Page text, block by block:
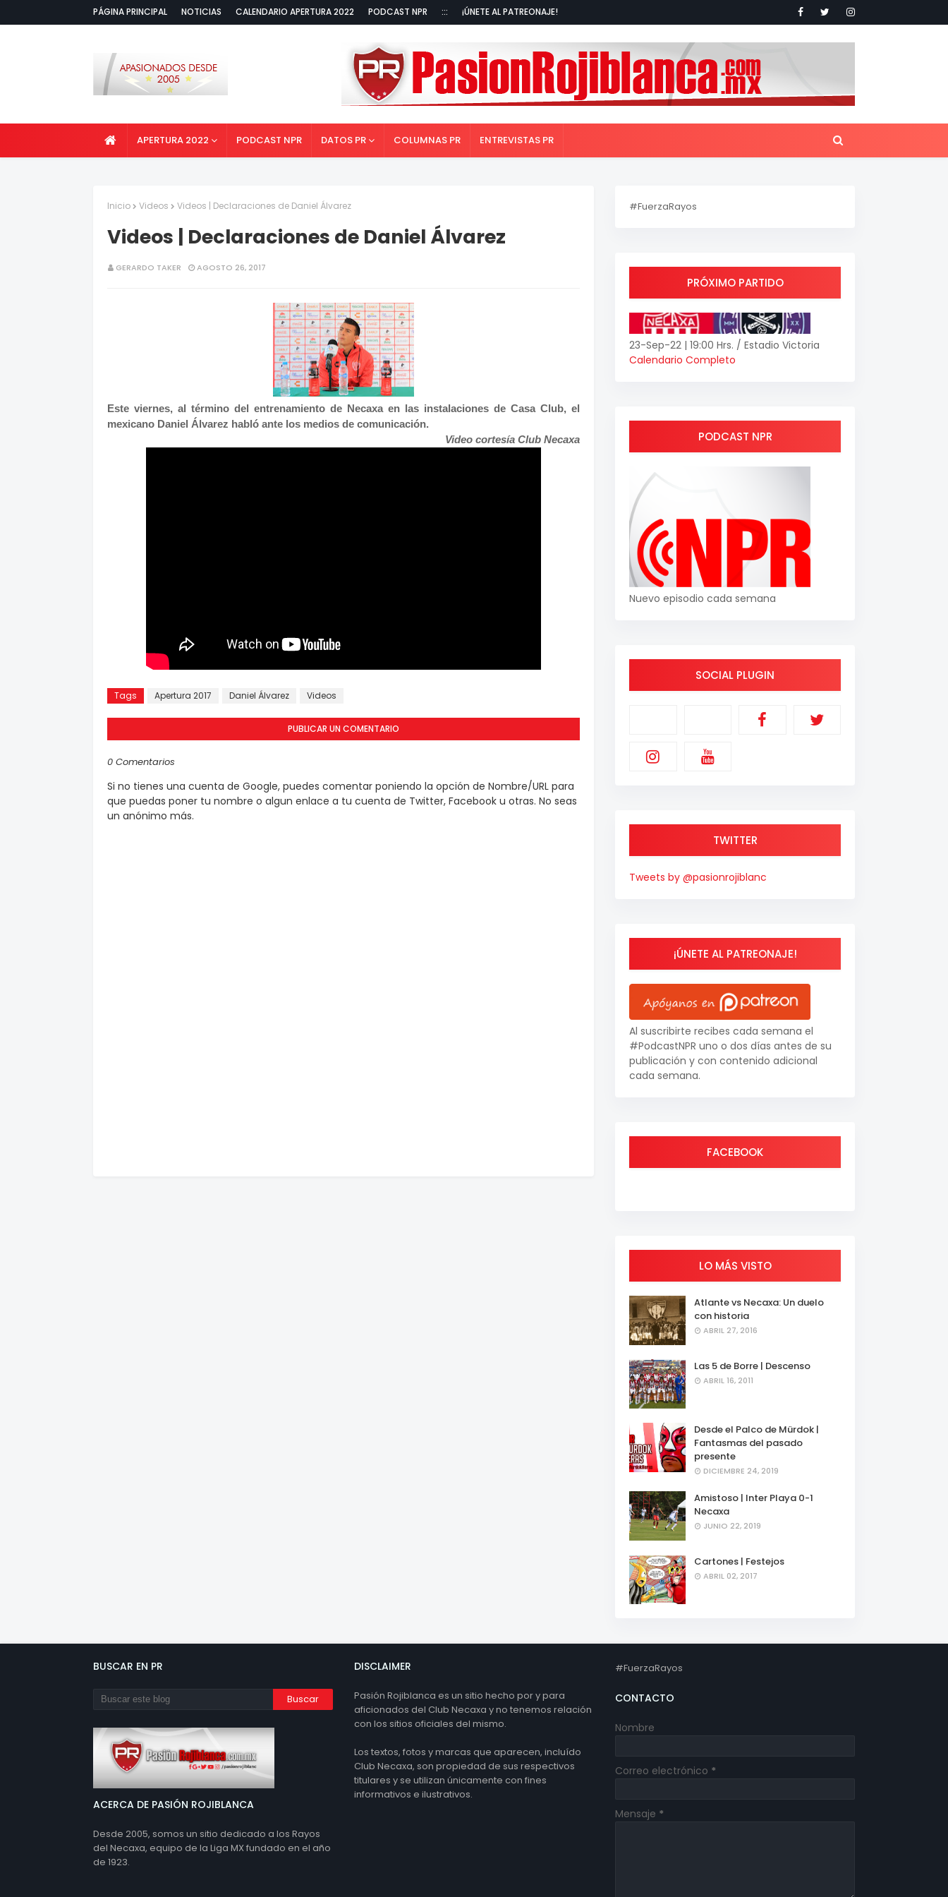
PÁGINA PRINCIPAL NOTICIAS CALENDARIO APERTURA 2022 PODCAST NPR ::: ¡ÚNETE AL PATREONAJE!
APERTURA 2022 PODCAST NPR DATOS PR COLUMNAS PR ENTREVISTAS PR
Inicio Videos Videos | Declaraciones de Daniel Álvarez
Videos | Declaraciones de Daniel Álvarez
GERARDO TAKER AGOSTO 26, 2017
Este viernes, al término del entrenamiento de Necaxa en las instalaciones de Casa Club, el
mexicano Daniel Álvarez habló ante los medios de comunicación.
Video cortesía Club Necaxa
Tags Apertura 2017 Daniel Álvarez Videos
PUBLICAR UN COMENTARIO
0 Comentarios
Si no tienes una cuenta de Google, puedes comentar poniendo la opción de Nombre/URL para
que puedas poner tu nombre o algun enlace a tu cuenta de Twitter, Facebook u otras. No seas
un anónimo más.
#FuerzaRayos
PRÓXIMO PARTIDO
23-Sep-22 | 19:00 Hrs. / Estadio Victoria
Calendario Completo
PODCAST NPR
Nuevo episodio cada semana
SOCIAL PLUGIN
TWITTER
Tweets by @pasionrojiblanc
¡ÚNETE AL PATREONAJE!
Al suscribirte recibes cada semana el
#PodcastNPR uno o dos días antes de su
publicación y con contenido adicional
cada semana.
FACEBOOK
LO MÁS VISTO
Atlante vs Necaxa: Un duelo
con historia
ABRIL 27, 2016
Las 5 de Borre | Descenso
ABRIL 16, 2011
Desde el Palco de Mürdok |
Fantasmas del pasado
presente
DICIEMBRE 24, 2019
Amistoso | Inter Playa 0-1
Necaxa
JUNIO 22, 2019
Cartones | Festejos
ABRIL 02, 2017
BUSCAR EN PR
ACERCA DE PASIÓN ROJIBLANCA
Desde 2005, somos un sitio dedicado a los Rayos
del Necaxa, equipo de la Liga MX fundado en el año
de 1923.
DISCLAIMER
Pasión Rojiblanca es un sitio hecho por y para
aficionados del Club Necaxa y no tenemos relación
con los sitios oficiales del mismo.
Los textos, fotos y marcas que aparecen, incluído
Club Necaxa, son propiedad de sus respectivos
titulares y se utilizan únicamente con fines
informativos e ilustrativos.
#FuerzaRayos
CONTACTO
Nombre
Correo electrónico *
Mensaje *